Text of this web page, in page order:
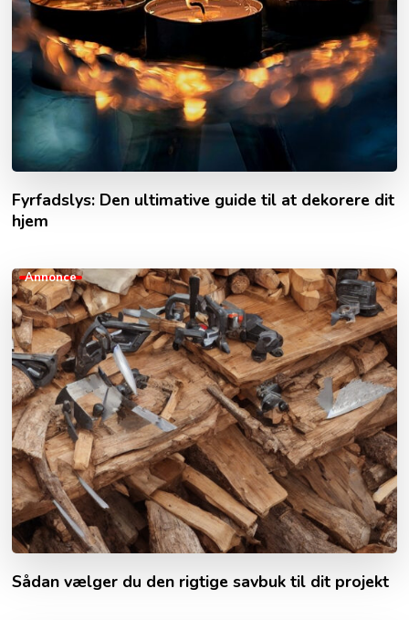
Fyrfadslys: Den ultimative guide til at dekorere dit
hjem
Annonce
Sådan vælger du den rigtige savbuk til dit projekt